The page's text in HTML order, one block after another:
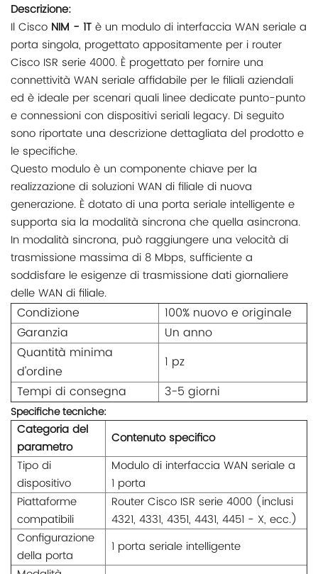
Descrizione:
Il Cisco NIM - 1T è un modulo di interfaccia WAN seriale a
porta singola, progettato appositamente per i router
Cisco ISR serie 4000. È progettato per fornire una
connettività WAN seriale affidabile per le filiali aziendali
ed è ideale per scenari quali linee dedicate punto-punto
e connessioni con dispositivi seriali legacy. Di seguito
sono riportate una descrizione dettagliata del prodotto e
le specifiche.
Questo modulo è un componente chiave per la
realizzazione di soluzioni WAN di filiale di nuova
generazione. È dotato di una porta seriale intelligente e
supporta sia la modalità sincrona che quella asincrona.
In modalità sincrona, può raggiungere una velocità di
trasmissione massima di 8 Mbps, sufficiente a
soddisfare le esigenze di trasmissione dati giornaliere
delle WAN di filiale.
Condizione
100% nuovo e originale
Garanzia
Un anno
Quantità minima
d'ordine
1 pz
Tempi di consegna
3-5 giorni
Specifiche tecniche:
Categoria del
parametro
Contenuto specifico
Tipo di
dispositivo
Modulo di interfaccia WAN seriale a
1 porta
Piattaforme
compatibili
Router Cisco ISR serie 4000 (inclusi
4321, 4331, 4351, 4431, 4451 - X, ecc.)
Configurazione
della porta
1 porta seriale intelligente